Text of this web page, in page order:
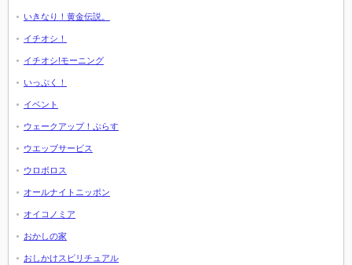
いきなり！黄金伝説。
イチオシ！
イチオシ!モーニング
いっぷく！
イベント
ウェークアップ！ぷらす
ウエッブサービス
ウロボロス
オールナイトニッポン
オイコノミア
おかしの家
おしかけスピリチュアル